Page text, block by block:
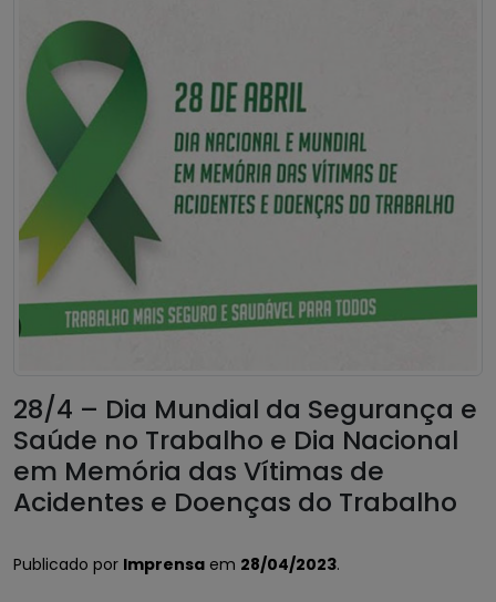
28/4 – Dia Mundial da Segurança e
Saúde no Trabalho e Dia Nacional
em Memória das Vítimas de
Acidentes e Doenças do Trabalho
Publicado por Imprensa em 28/04/2023.